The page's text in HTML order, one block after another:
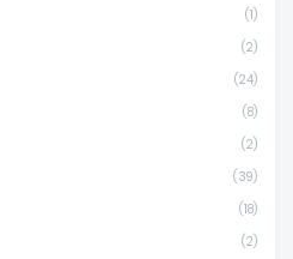
(1)
(2)
(24)
(8)
(2)
(39)
(18)
(2)